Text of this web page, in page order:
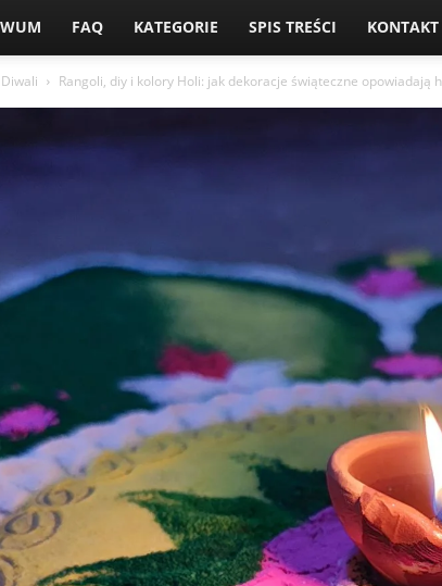
FAQ KATEGORIE SPIS TREŚCI KONTAKT
Rangoli, diy i kolory Holi: jak dekoracje świąteczne opowiadają